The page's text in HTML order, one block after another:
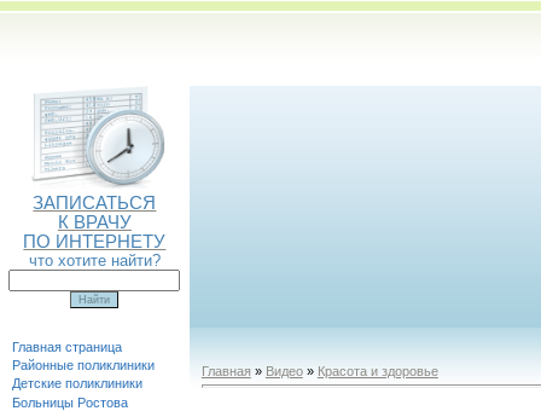
ЗАПИСАТЬСЯ
К ВРАЧУ
ПО ИНТЕРНЕТУ
что хотите найти?
Главная страница
Районные поликлиники
Детские поликлиники
Больницы Ростова
Главная » Видео» Красота и здоровье